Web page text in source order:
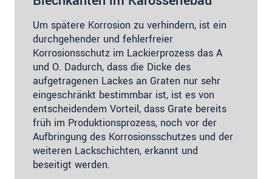
Um spätere Korrosion zu verhindern, ist ein
durchgehender und fehlerfreier
Korrosionsschutz im Lackierprozess das A
und O. Dadurch, dass die Dicke des
aufgetragenen Lackes an Graten nur sehr
eingeschränkt bestimmbar ist, ist es von
entscheidendem Vorteil, dass Grate bereits
früh im Produktionsprozess, noch vor der
Aufbringung des Korrosionsschutzes und der
weiteren Lackschichten, erkannt und
beseitigt werden.